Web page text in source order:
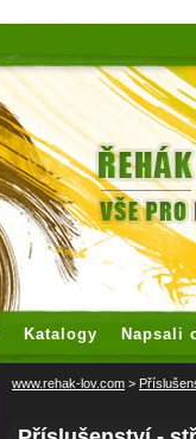
Katalogy Napsali
www.rehak-lov.com >